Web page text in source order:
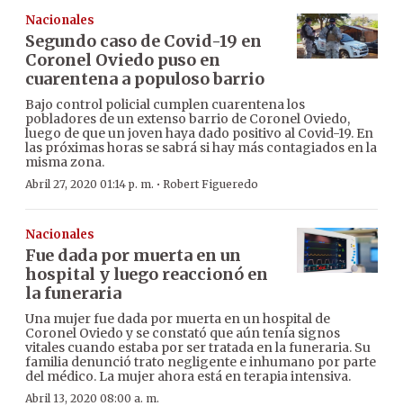
Nacionales
Segundo caso de Covid-19 en
Coronel Oviedo puso en
cuarentena a populoso barrio
Bajo control policial cumplen cuarentena los
pobladores de un extenso barrio de Coronel Oviedo,
luego de que un joven haya dado positivo al Covid-19. En
las próximas horas se sabrá si hay más contagiados en la
misma zona.
Abril 27, 2020 01:14 p. m. · Robert Figueredo
Nacionales
Fue dada por muerta en un
hospital y luego reaccionó en
la funeraria
Una mujer fue dada por muerta en un hospital de
Coronel Oviedo y se constató que aún tenía signos
vitales cuando estaba por ser tratada en la funeraria. Su
familia denunció trato negligente e inhumano por parte
del médico. La mujer ahora está en terapia intensiva.
Abril 13, 2020 08:00 a. m.